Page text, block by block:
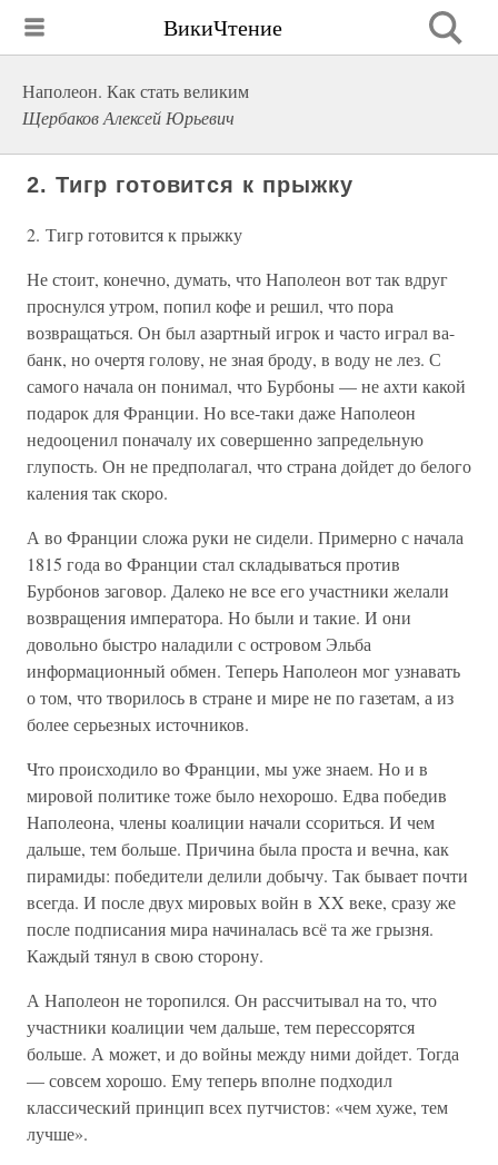
ВикиЧтение
Наполеон. Как стать великим
Щербаков Алексей Юрьевич
2. Тигр готовится к прыжку
2. Тигр готовится к прыжку
Не стоит, конечно, думать, что Наполеон вот так вдруг
проснулся утром, попил кофе и решил, что пора
возвращаться. Он был азартный игрок и часто играл ва-
банк, но очертя голову, не зная броду, в воду не лез. С
самого начала он понимал, что Бурбоны — не ахти какой
подарок для Франции. Но все-таки даже Наполеон
недооценил поначалу их совершенно запредельную
глупость. Он не предполагал, что страна дойдет до белого
каления так скоро.
А во Франции сложа руки не сидели. Примерно с начала
1815 года во Франции стал складываться против
Бурбонов заговор. Далеко не все его участники желали
возвращения императора. Но были и такие. И они
довольно быстро наладили с островом Эльба
информационный обмен. Теперь Наполеон мог узнавать
о том, что творилось в стране и мире не по газетам, а из
более серьезных источников.
Что происходило во Франции, мы уже знаем. Но и в
мировой политике тоже было нехорошо. Едва победив
Наполеона, члены коалиции начали ссориться. И чем
дальше, тем больше. Причина была проста и вечна, как
пирамиды: победители делили добычу. Так бывает почти
всегда. И после двух мировых войн в XX веке, сразу же
после подписания мира начиналась всё та же грызня.
Каждый тянул в свою сторону.
А Наполеон не торопился. Он рассчитывал на то, что
участники коалиции чем дальше, тем перессорятся
больше. А может, и до войны между ними дойдет. Тогда
— совсем хорошо. Ему теперь вполне подходил
классический принцип всех путчистов: «чем хуже, тем
лучше».